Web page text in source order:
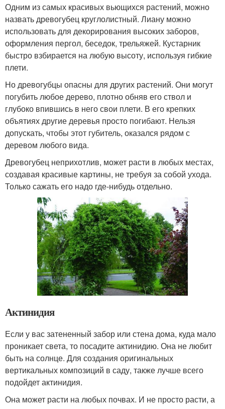
Одним из самых красивых вьющихся растений, можно
назвать древогубец круглолистный. Лиану можно
использовать для декорирования высоких заборов,
оформления пергол, беседок, трельяжей. Кустарник
быстро взбирается на любую высоту, используя гибкие
плети.
Но древогубцы опасны для других растений. Они могут
погубить любое дерево, плотно обняв его ствол и
глубоко впившись в него свои плети. В его крепких
объятиях другие деревья просто погибают. Нельзя
допускать, чтобы этот губитель, оказался рядом с
деревом любого вида.
Древогубец неприхотлив, может расти в любых местах,
создавая красивые картины, не требуя за собой ухода.
Только сажать его надо где-нибудь отдельно.
Актинидия
Если у вас затененный забор или стена дома, куда мало
проникает света, то посадите актинидию. Она не любит
быть на солнце. Для создания оригинальных
вертикальных композиций в саду, также лучше всего
подойдет актинидия.
Она может расти на любых почвах. И не просто расти, а